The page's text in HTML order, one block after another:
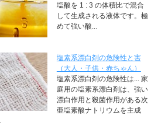
塩酸を 1 : 3 の体積比で混合
して生成される液体です。極
めて強い酸...
塩素系漂白剤の危険性と害
（大人・子供・赤ちゃん）
塩素系漂白剤の危険性は... 家
庭用の塩素系漂白剤は、強い
漂白作用と殺菌作用がある次
亜塩素酸ナトリウムを主成